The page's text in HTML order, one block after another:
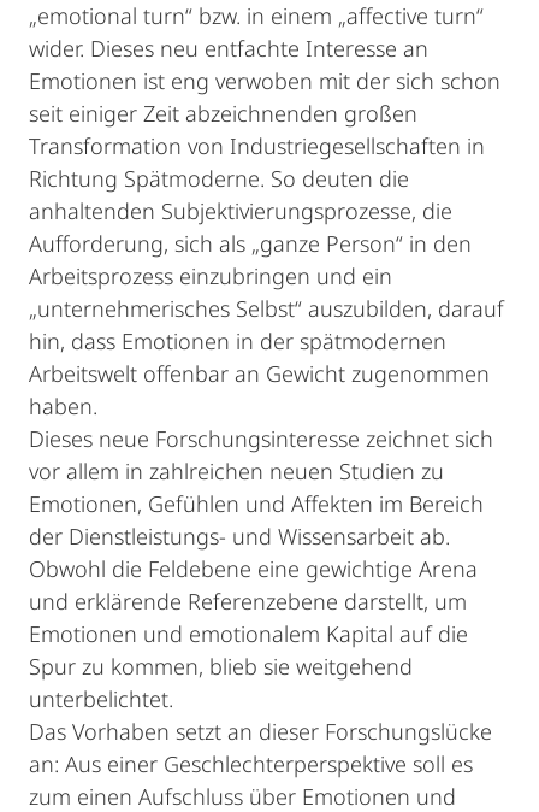
„emotional turn“ bzw. in einem „affective turn“
wider. Dieses neu entfachte Interesse an
Emotionen ist eng verwoben mit der sich schon
seit einiger Zeit abzeichnenden großen
Transformation von Industriegesellschaften in
Richtung Spätmoderne. So deuten die
anhaltenden Subjektivierungsprozesse, die
Aufforderung, sich als „ganze Person“ in den
Arbeitsprozess einzubringen und ein
„unternehmerisches Selbst“ auszubilden, darauf
hin, dass Emotionen in der spätmodernen
Arbeitswelt offenbar an Gewicht zugenommen
haben.
Dieses neue Forschungsinteresse zeichnet sich
vor allem in zahlreichen neuen Studien zu
Emotionen, Gefühlen und Affekten im Bereich
der Dienstleistungs- und Wissensarbeit ab.
Obwohl die Feldebene eine gewichtige Arena
und erklärende Referenzebene darstellt, um
Emotionen und emotionalem Kapital auf die
Spur zu kommen, blieb sie weitgehend
unterbelichtet.
Das Vorhaben setzt an dieser Forschungslücke
an: Aus einer Geschlechterperspektive soll es
zum einen Aufschluss über Emotionen und